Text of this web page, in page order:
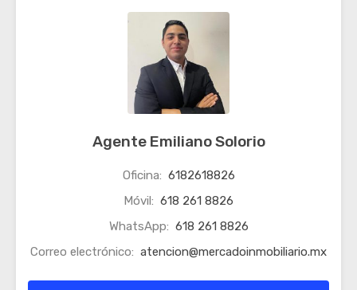
Agente Emiliano Solorio
Oficina: 6182618826
Móvil: 618 261 8826
WhatsApp: 618 261 8826
Correo electrónico: atencion@mercadoinmobiliario.mx